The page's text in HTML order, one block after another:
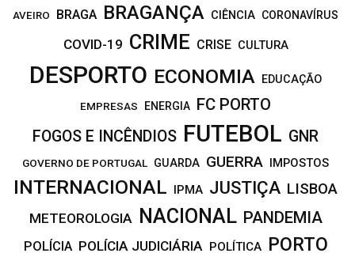
AVEIRO BRAGA BRAGANÇA CIÊNCIA CORONAVÍRUS
COVID-19 CRIME CRISE CULTURA
DESPORTO ECONOMIA EDUCAÇÃO
EMPRESAS ENERGIA FC PORTO
FOGOS E INCÊNDIOS FUTEBOL GNR
GOVERNO DE PORTUGAL GUARDA GUERRA IMPOSTOS
INTERNACIONAL IPMA JUSTIÇA LISBOA
METEOROLOGIA NACIONAL PANDEMIA
POLÍCIA POLÍCIA JUDICIÁRIA POLÍTICA PORTO